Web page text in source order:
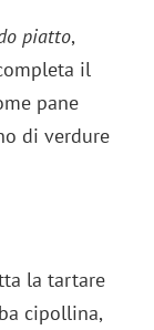
piatto,
il
pane
di verdure
la tartare
cipollina,